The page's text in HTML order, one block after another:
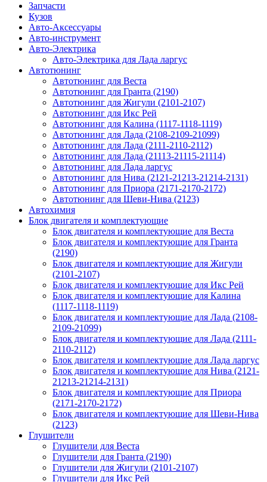
Запчасти
Кузов
Авто-Аксессуары
Авто-инструмент
Авто-Электрика
Авто-Электрика для Лада ларгус
Автотюнинг
Автотюнинг для Веста
Автотюнинг для Гранта (2190)
Автотюнинг для Жигули (2101-2107)
Автотюнинг для Икс Рей
Автотюнинг для Калина (1117-1118-1119)
Автотюнинг для Лада (2108-2109-21099)
Автотюнинг для Лада (2111-2110-2112)
Автотюнинг для Лада (21113-21115-21114)
Автотюнинг для Лада ларгус
Автотюнинг для Нива (2121-21213-21214-2131)
Автотюнинг для Приора (2171-2170-2172)
Автотюнинг для Шеви-Нива (2123)
Автохимия
Блок двигателя и комплектующие
Блок двигателя и комплектующие для Веста
Блок двигателя и комплектующие для Гранта
(2190)
Блок двигателя и комплектующие для Жигули
(2101-2107)
Блок двигателя и комплектующие для Икс Рей
Блок двигателя и комплектующие для Калина
(1117-1118-1119)
Блок двигателя и комплектующие для Лада (2108-
2109-21099)
Блок двигателя и комплектующие для Лада (2111-
2110-2112)
Блок двигателя и комплектующие для Лада ларгус
Блок двигателя и комплектующие для Нива (2121-
21213-21214-2131)
Блок двигателя и комплектующие для Приора
(2171-2170-2172)
Блок двигателя и комплектующие для Шеви-Нива
(2123)
Глушители
Глушители для Веста
Глушители для Гранта (2190)
Глушители для Жигули (2101-2107)
Глушители для Икс Рей